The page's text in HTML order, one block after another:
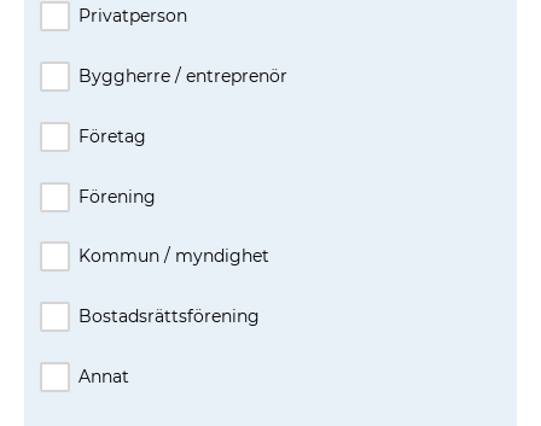
Privatperson
Byggherre / entreprenör
Företag
Förening
Kommun / myndighet
Bostadsrättsförening
Annat